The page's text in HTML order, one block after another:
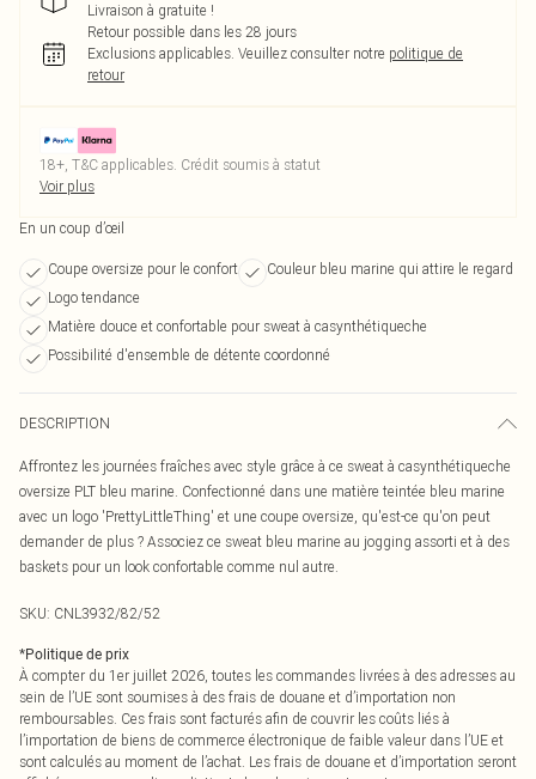
Livraison à gratuite !
Retour possible dans les 28 jours
Exclusions applicables. Veuillez consulter notre politique de
retour
18+, T&C applicables. Crédit soumis à statut
Voir plus
En un coup d’œil
Coupe oversize pour le confort
Couleur bleu marine qui attire le regard
Logo tendance
Matière douce et confortable pour sweat à casynthétiqueche
Possibilité d'ensemble de détente coordonné
DESCRIPTION
Affrontez les journées fraîches avec style grâce à ce sweat à casynthétiqueche
oversize PLT bleu marine. Confectionné dans une matière teintée bleu marine
avec un logo 'PrettyLittleThing' et une coupe oversize, qu'est-ce qu'on peut
demander de plus ? Associez ce sweat bleu marine au jogging assorti et à des
baskets pour un look confortable comme nul autre.
SKU: CNL3932/82/52
*Politique de prix
À compter du 1er juillet 2026, toutes les commandes livrées à des adresses au
sein de l’UE sont soumises à des frais de douane et d’importation non
remboursables. Ces frais sont facturés afin de couvrir les coûts liés à
l’importation de biens de commerce électronique de faible valeur dans l’UE et
sont calculés au moment de l’achat. Les frais de douane et d’importation seront